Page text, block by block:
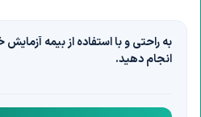
به راحتی و با استفاده از بیمه
انجام دهید.